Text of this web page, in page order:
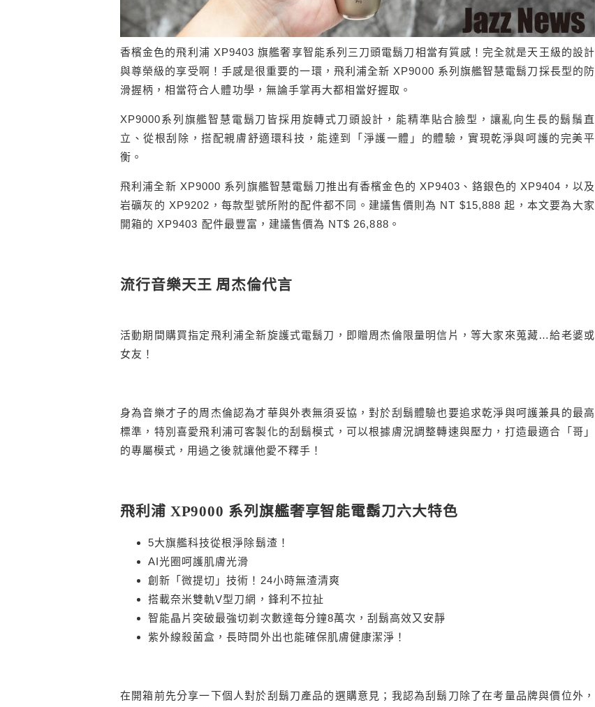
香檳金色的飛利浦 XP9403 旗艦奢享智能系列三刀頭電鬍刀相當有質感！完全就是天王級的設計
與尊榮級的享受啊！手感是很重要的一環，飛利浦全新 XP9000 系列旗艦智慧電鬍刀採長型的防
滑握柄，相當符合人體功學，無論手掌再大都相當好握取。
XP9000系列旗艦智慧電鬍刀皆採用旋轉式刀頭設計，能精準貼合臉型，讓亂向生長的鬍鬚直
立、從根刮除，搭配親膚舒適環科技，能達到「淨護一體」的體驗，實現乾淨與呵護的完美平
衡。
飛利浦全新 XP9000 系列旗艦智慧電鬍刀推出有香檳金色的 XP9403、鉻銀色的 XP9404，以及
岩礦灰的 XP9202，每款型號所附的配件都不同。建議售價則為 NT $15,888 起，本文要為大家
開箱的 XP9403 配件最豐富，建議售價為 NT$ 26,888。
流行音樂天王 周杰倫代言
活動期間購買指定飛利浦全新旋護式電鬍刀，即贈周杰倫限量明信片，等大家來蒐藏…給老婆或
女友！
身為音樂才子的周杰倫認為才華與外表無須妥協，對於刮鬍體驗也要追求乾淨與呵護兼具的最高
標準，特別喜愛飛利浦可客製化的刮鬍模式，可以根據膚況調整轉速與壓力，打造最適合「哥」
的專屬模式，用過之後就讓他愛不釋手！
飛利浦 XP9000 系列旗艦奢享智能電鬍刀六大特色
5大旗艦科技從根淨除鬍渣！
AI光圈呵護肌膚光滑
創新「微提切」技術！24小時無渣清爽
搭載奈米雙軌V型刀網，鋒利不拉扯
智能晶片突破最強切剃次數達每分鐘8萬次，刮鬍高效又安靜
紫外線殺菌盒，長時間外出也能確保肌膚健康潔淨！
在開箱前先分享一下個人對於刮鬍刀產品的選購意見；我認為刮鬍刀除了在考量品牌與價位外，